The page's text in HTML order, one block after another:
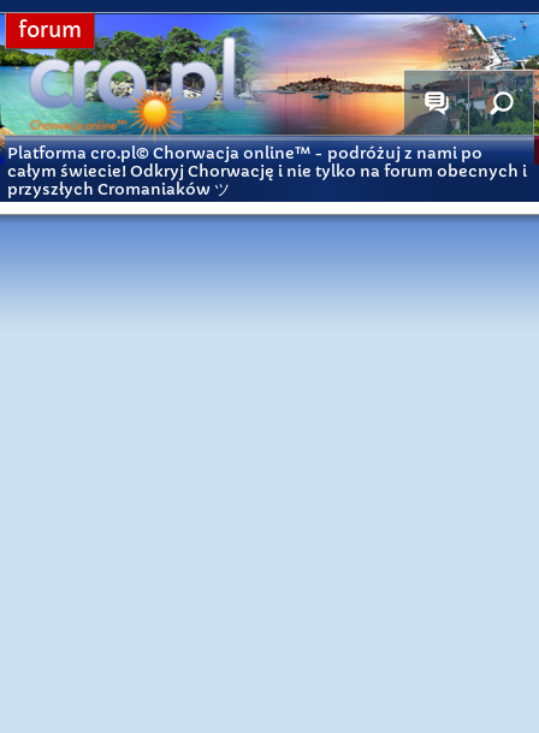
forum
Platforma cro.pl© Chorwacja online™ - podróżuj z nami po
całym świecie! Odkryj Chorwację i nie tylko na forum obecnych i
przyszłych Cromaniaków ツ